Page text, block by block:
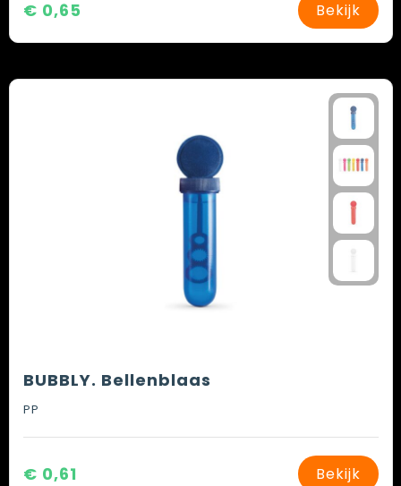
€ 0,65 Bekijk
BUBBLY. Bellenblaas
PP
€ 0,61 Bekijk